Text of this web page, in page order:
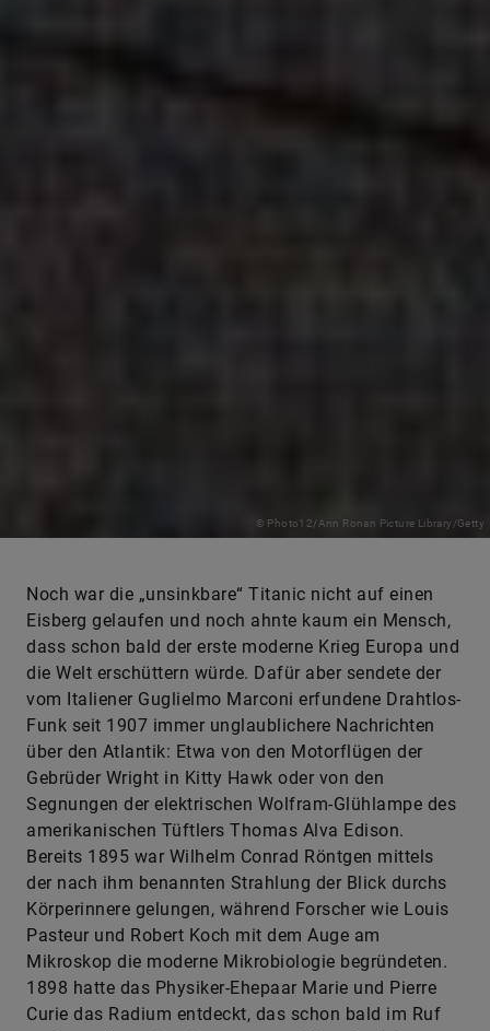
Noch war die „unsinkbare“ Titanic nicht auf ­einen
dass schon bald der erste moderne Krieg Europa und
die Welt erschüttern würde. Dafür aber sendete der
vom Italiener Guglielmo Marconi erfundene Drahtlos-
Funk seit 1907 immer unglaublichere Nachrichten
über den Atlantik: Etwa von den Motorflügen der
Gebrüder Wright in Kitty Hawk oder von den
Segnungen der elektrischen Wolfram-Glühlampe des
amerikanischen Tüftlers Thomas Alva Edison.
Bereits 1895 war Wilhelm Conrad Röntgen mittels
der nach ihm benannten Strahlung der Blick durchs
Körperinnere gelungen, während Forscher wie Louis
Pasteur und Robert Koch mit dem Auge am
Mikroskop die moderne Mikrobiologie begründeten.
1898 hatte das Physiker-Ehepaar Marie und Pierre
Curie das Radium entdeckt, das schon bald im Ruf
stehen sollte, mit seiner segensreichen Strahlung
fast jede Krankheit zu kurieren und – hoch genug